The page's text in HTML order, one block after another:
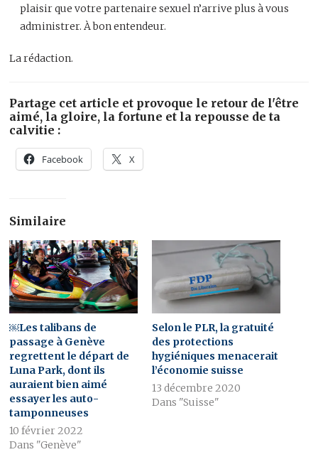
plaisir que votre partenaire sexuel n’arrive plus à vous
administrer. À bon entendeur.
La rédaction.
Partage cet article et provoque le retour de l'être
aimé, la gloire, la fortune et la repousse de ta
calvitie :
Facebook X
Similaire
￼Les talibans de
passage à Genève
regrettent le départ de
Luna Park, dont ils
auraient bien aimé
essayer les auto-
tamponneuses
10 février 2022
Dans "Genève"
Selon le PLR, la gratuité
des protections
hygiéniques menacerait
l’économie suisse
13 décembre 2020
Dans "Suisse"